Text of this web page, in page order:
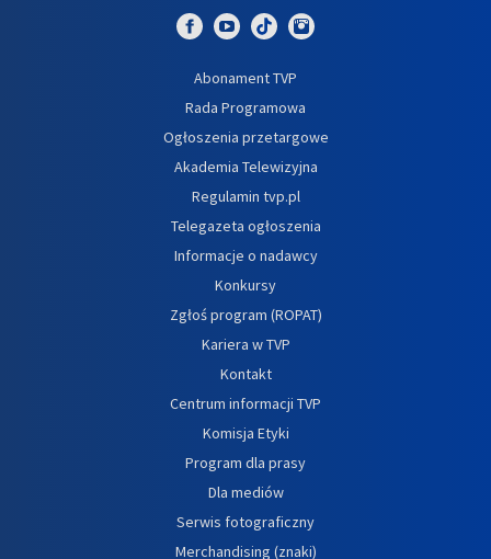
Abonament TVP
Rada Programowa
Ogłoszenia przetargowe
Akademia Telewizyjna
Regulamin tvp.pl
Telegazeta ogłoszenia
Informacje o nadawcy
Konkursy
Zgłoś program (ROPAT)
Kariera w TVP
Kontakt
Centrum informacji TVP
Komisja Etyki
Program dla prasy
Dla mediów
Serwis fotograficzny
Merchandising (znaki)